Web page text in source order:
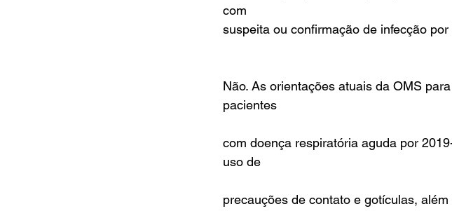
com
suspeita ou confirmação de infecção
Não. As orientações atuais da OMS
pacientes
com doença respiratória aguda por
uso de
precauções de contato e gotículas,